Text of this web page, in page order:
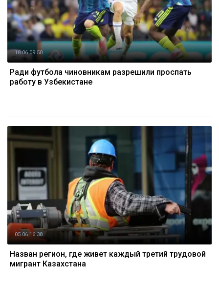
18.06 09:50
Ради футбола чиновникам разрешили проспать
работу в Узбекистане
05.06 16:38
Назван регион, где живет каждый третий трудовой
мигрант Казахстана